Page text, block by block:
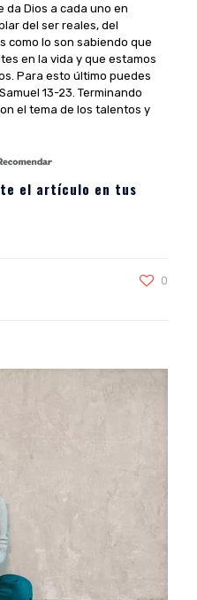
da Dios a cada uno en
del ser reales, del
como lo son sabiendo que
en la vida y que estamos
Para esto último puedes
13-23. Terminando
el tema de los talentos y
el artículo en tus
0